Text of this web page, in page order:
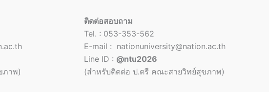
ภาพ)
ติดต่อสอบถาม
Tel. : 053-353-562
E-mail : nationuniversity@nation.ac.th
Line ID : @ntu2026
(สำหรับติดต่อ ป.ตรี คณะสายวิทย์สุขภาพ)